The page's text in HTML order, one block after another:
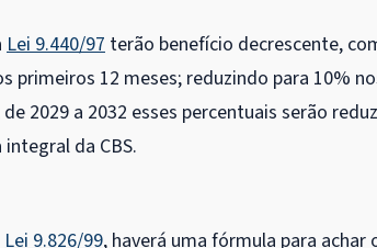
Lei 9.440/97 terão benefício decrescente,
primeiros 12 meses; reduzindo para 10%
2029 a 2032 esses percentuais serão
da CBS.
Lei 9.826/99, haverá uma fórmula para